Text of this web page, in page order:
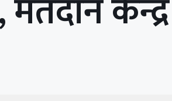
मतदान केन्द्र